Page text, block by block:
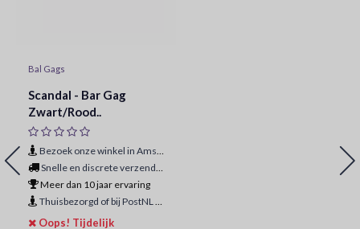
Bal Gags
Scandal - Bar Gag
Zwart/Rood..
Bezoek onze winkel in Amsterdam
Snelle en discrete verzending
Meer dan 10 jaar ervaring
Thuisbezorgd of bij PostNL ophaalpunt
Oops! Tijdelijk